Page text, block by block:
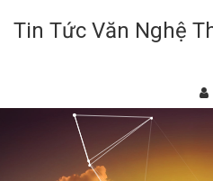
Tin Tức Văn Nghệ